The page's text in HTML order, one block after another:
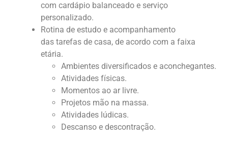
com cardápio balanceado e serviço
personalizado.
Rotina de estudo e acompanhamento
das tarefas de casa, de acordo com a faixa
etária.
Ambientes diversificados e aconchegantes.
Atividades físicas.
Momentos ao ar livre.
Projetos mão na massa.
Atividades lúdicas.
Descanso e descontração.